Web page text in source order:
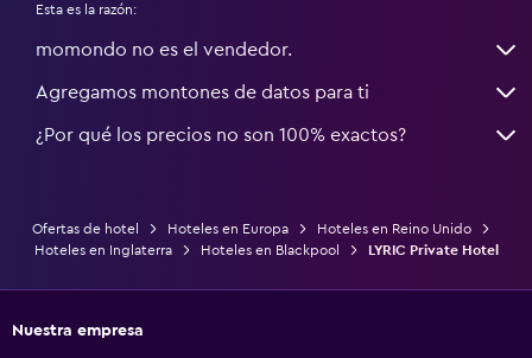
Esta es la razón:
momondo no es el vendedor.
Agregamos montones de datos para ti
¿Por qué los precios no son 100% exactos?
Ofertas de hotel Hoteles en Europa
Hoteles en Reino Unido
Hoteles en Inglaterra
Hoteles en Blackpool LYRIC Private Hotel
Nuestra empresa